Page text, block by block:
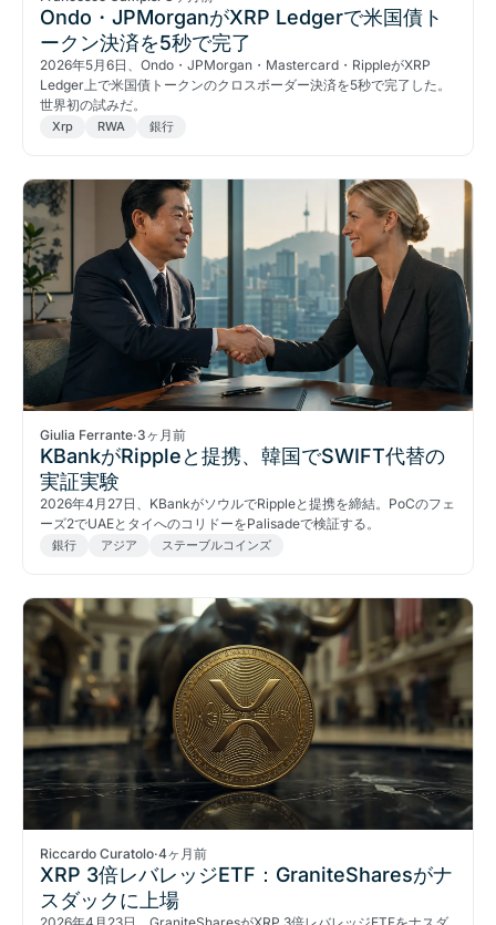
Ondo・JPMorganがXRP Ledgerで米国債ト
ークン決済を5秒で完了
2026年5月6日、Ondo・JPMorgan・Mastercard・RippleがXRP
Ledger上で米国債トークンのクロスボーダー決済を5秒で完了した。
世界初の試みだ。
Xrp RWA 銀行
Giulia Ferrante·3ヶ月前
KBankがRippleと提携、韓国でSWIFT代替の
実証実験
2026年4月27日、KBankがソウルでRippleと提携を締結。PoCのフェ
ーズ2でUAEとタイへのコリドーをPalisadeで検証する。
銀行 アジア ステーブルコインズ
Riccardo Curatolo·4ヶ月前
XRP 3倍レバレッジETF：GraniteSharesがナ
スダックに上場